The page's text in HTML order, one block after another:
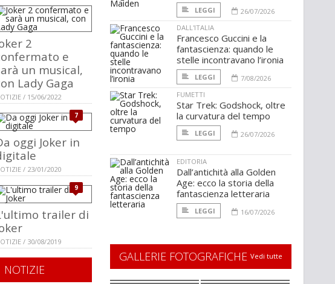
2
e
un musical,
Lady Gaga
/ 15/06/2022
7
oggi Joker in
/ 23/01/2020
9
trailer di
/ 30/08/2019
NOTIZIE
LEGGI
26/07/2026
DALL'ITALIA
Francesco Guccini e la
fantascienza: quando le
stelle incontravano l’ironia
LEGGI
7/08/2026
FUMETTI
Star Trek: Godshock, oltre
la curvatura del tempo
LEGGI 26/07/2026
EDITORIA
Dall’antichità alla Golden
Age: ecco la storia della
fantascienza letteraria
LEGGI 16/07/2026
GALLERIE FOTOGRAFICHE Vedi tutte